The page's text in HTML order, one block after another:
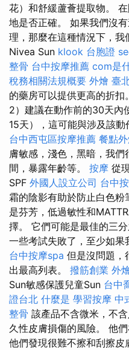
花）和舒緩蘆薈提取物。
地是否正確。 如果我們沒
理，那麼在這種情況下，
Nivea Sun klook 台胞證
整骨 台中按摩推薦 com是
稅務相關法規概要 外燴 臺
的藥房可以提供更高的折扣
2）建議在動作前的30天內
15天），這可能與涉及該動
台中西屯區按摩推薦 餐點
膚敏感，淺色，黑暗，我
間，暴露年齡等。 按摩 從
SPF 外國人設立公司 台中
霜的陰影有助於防止白色粉
是芬芳，低過敏性和
擇。 它們可能是最佳的三
一些考試失敗了，至少如果
台中按摩spa 但是沒問題，
出最高列表。 撥筋創業 外
Sun敏感保護兒童Sun 台中
證台北 什麼是 學習按摩 中
整骨 該產品不含微米，不
久性皮膚損傷的風險。 他
他們發現很難不擦和刮擦皮